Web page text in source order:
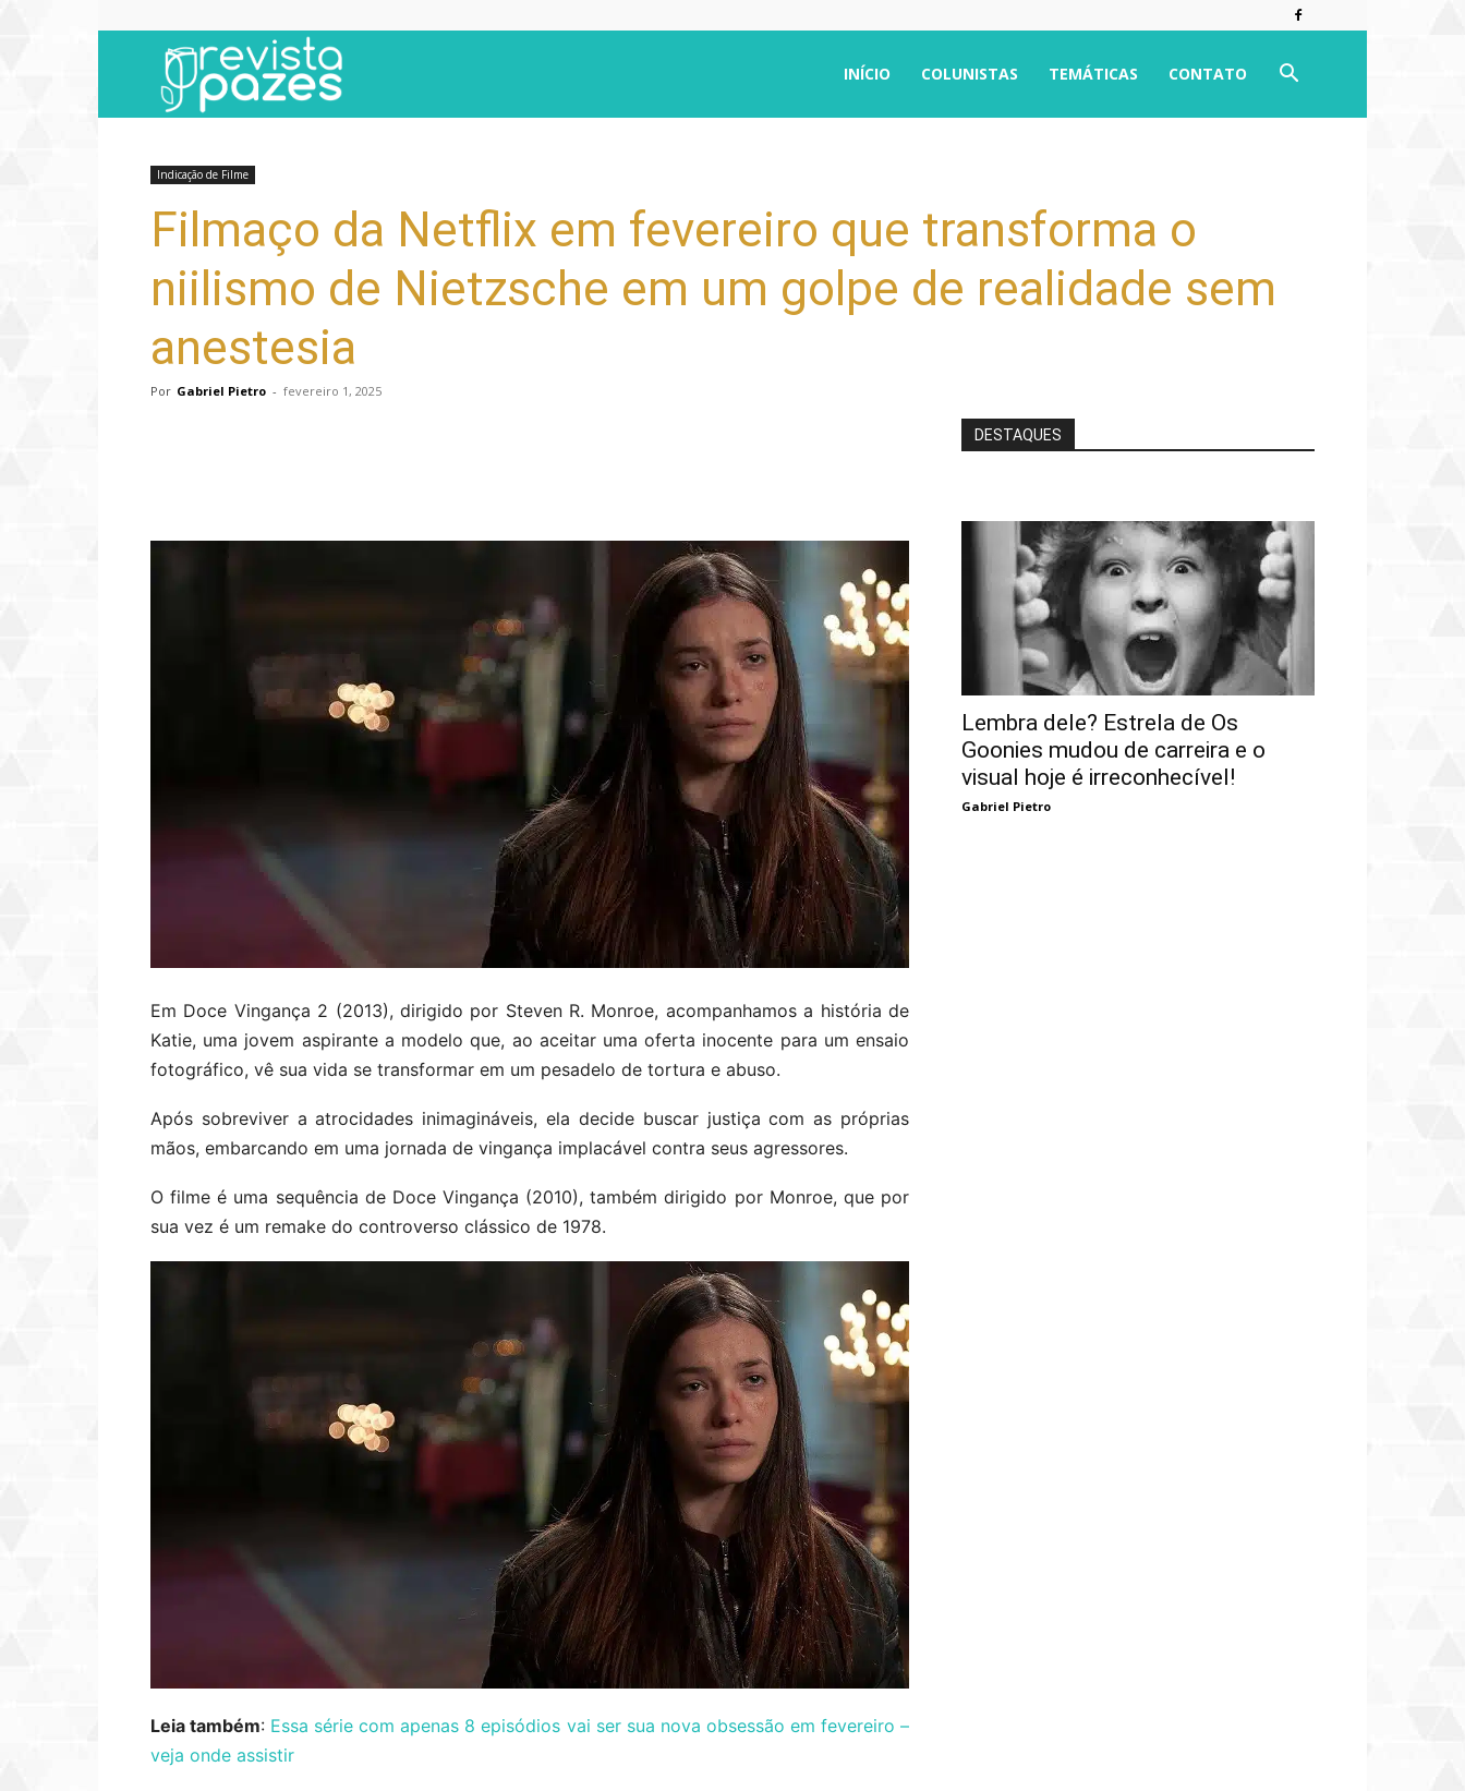
INÍCIO COLUNISTAS TEMÁTICAS CONTATO
Indicação de Filme
Filmaço da Netflix em fevereiro que transforma o
niilismo de Nietzsche em um golpe de realidade sem
anestesia
Por Gabriel Pietro - fevereiro 1, 2025
Em Doce Vingança 2 (2013), dirigido por Steven R. Monroe, acompanhamos a história de
Katie, uma jovem aspirante a modelo que, ao aceitar uma oferta inocente para um ensaio
fotográfico, vê sua vida se transformar em um pesadelo de tortura e abuso.
Após sobreviver a atrocidades inimagináveis, ela decide buscar justiça com as próprias
mãos, embarcando em uma jornada de vingança implacável contra seus agressores.
O filme é uma sequência de Doce Vingança (2010), também dirigido por Monroe, que por
sua vez é um remake do controverso clássico de 1978.
Leia também: Essa série com apenas 8 episódios vai ser sua nova obsessão em fevereiro –
veja onde assistir
DESTAQUES
Lembra dele? Estrela de Os
Goonies mudou de carreira e o
visual hoje é irreconhecível!
Gabriel Pietro